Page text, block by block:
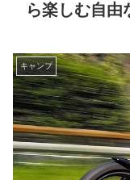
ら楽しむ自由
キャンプ